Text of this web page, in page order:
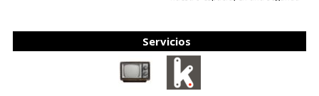
Servicios